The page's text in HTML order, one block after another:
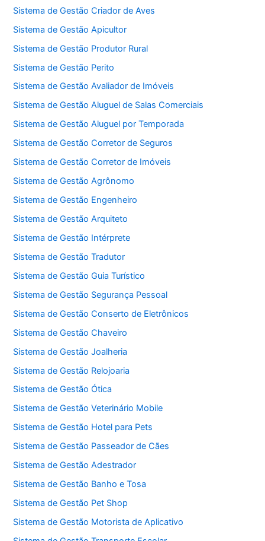
Sistema de Gestão Criador de Aves
Sistema de Gestão Apicultor
Sistema de Gestão Produtor Rural
Sistema de Gestão Perito
Sistema de Gestão Avaliador de Imóveis
Sistema de Gestão Aluguel de Salas Comerciais
Sistema de Gestão Aluguel por Temporada
Sistema de Gestão Corretor de Seguros
Sistema de Gestão Corretor de Imóveis
Sistema de Gestão Agrônomo
Sistema de Gestão Engenheiro
Sistema de Gestão Arquiteto
Sistema de Gestão Intérprete
Sistema de Gestão Tradutor
Sistema de Gestão Guia Turístico
Sistema de Gestão Segurança Pessoal
Sistema de Gestão Conserto de Eletrônicos
Sistema de Gestão Chaveiro
Sistema de Gestão Joalheria
Sistema de Gestão Relojoaria
Sistema de Gestão Ótica
Sistema de Gestão Veterinário Mobile
Sistema de Gestão Hotel para Pets
Sistema de Gestão Passeador de Cães
Sistema de Gestão Adestrador
Sistema de Gestão Banho e Tosa
Sistema de Gestão Pet Shop
Sistema de Gestão Motorista de Aplicativo